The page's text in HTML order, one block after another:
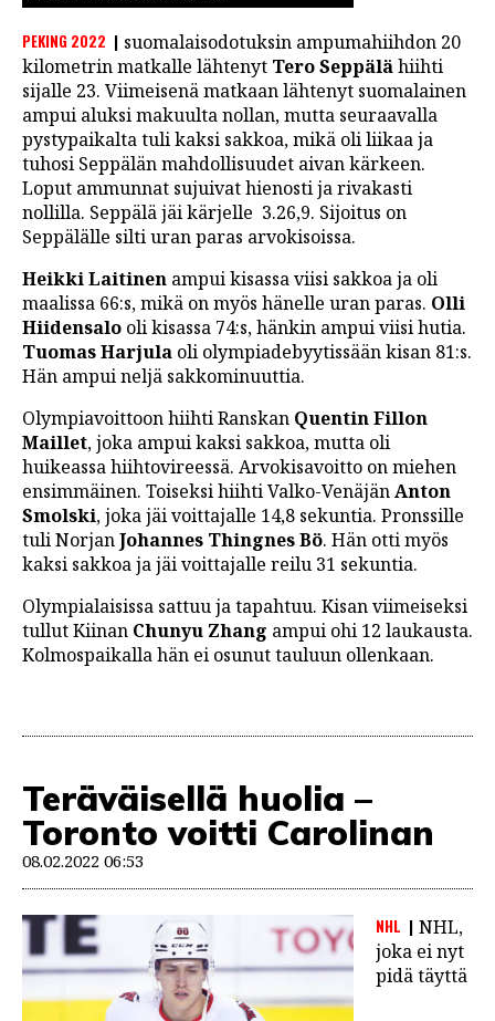
PEKING 2022
suomalaisodotuksin ampumahiihdon 20
kilometrin matkalle lähtenyt Tero Seppälähiihti
sijalle 23. Viimeisenä matkaan lähtenyt suomalainen
ampui aluksi makuulta nollan, mutta seuraavalla
pystypaikalta tuli kaksi sakkoa, mikä oli liikaa ja
tuhosi Seppälän mahdollisuudet aivan kärkeen.
Loput ammunnat sujuivat hienosti ja rivakasti
nollilla. Seppälä jäi kärjelle 3.26,9. Sijoitus on
Seppälälle silti uran paras arvokisoissa.
Heikki Laitinen ampui kisassa viisi sakkoa ja oli
maalissa 66:s, mikä on myös hänelle uran paras. Olli
Hiidensalo oli kisassa 74:s, hänkin ampui viisi hutia.
Tuomas Harjula oli olympiadebyytissään kisan 81:s.
Hän ampui neljä sakkominuuttia.
Olympiavoittoon hiihti Ranskan Quentin Fillon
Maillet, joka ampui kaksi sakkoa, mutta oli
huikeassa hiihtovireessä. Arvokisavoitto on miehen
ensimmäinen. Toiseksi hiihti Valko-VenäjänAnton
Smolski, joka jäi voittajalle 14,8 sekuntia. Pronssille
tuli NorjanJohannes Thingnes Bö. Hän otti myös
kaksi sakkoa ja jäi voittajalle reilu 31 sekuntia.
Olympialaisissa sattuu ja tapahtuu. Kisan viimeiseksi
tullut Kiinan Chunyu Zhang ampui ohi 12 laukausta.
Kolmospaikalla hän ei osunut tauluun ollenkaan.
Teräväisellä huolia –
Toronto voitti Carolinan
08.02.2022 06:53
NHL
NHL,
joka ei nyt
pidä täyttä